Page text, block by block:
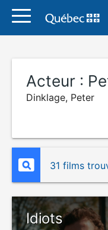
Acteur :
Dinklage, Peter
31 films
Idiots